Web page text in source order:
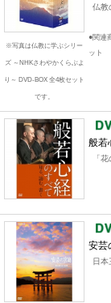
※写真は仏教に学ぶシリー
ズ ～NHKさわやかくらぶよ
り～ DVD-BOX 全4枚セット
です。
仏教
●関連
ット
般若
「
安芸
日本